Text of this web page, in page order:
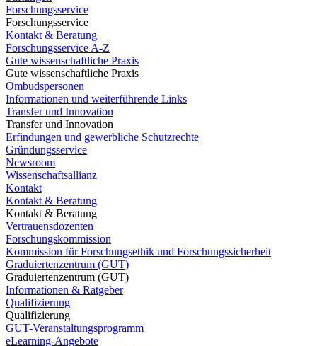
Forschungsservice
Forschungsservice
Kontakt & Beratung
Forschungsservice A-Z
Gute wissenschaftliche Praxis
Gute wissenschaftliche Praxis
Ombudspersonen
Informationen und weiterführende Links
Transfer und Innovation
Transfer und Innovation
Erfindungen und gewerbliche Schutzrechte
Gründungsservice
Newsroom
Wissenschaftsallianz
Kontakt
Kontakt & Beratung
Kontakt & Beratung
Vertrauensdozenten
Forschungskommission
Kommission für Forschungsethik und Forschungssicherheit
Graduiertenzentrum (GUT)
Graduiertenzentrum (GUT)
Informationen & Ratgeber
Qualifizierung
Qualifizierung
GUT-Veranstaltungsprogramm
eLearning-Angebote